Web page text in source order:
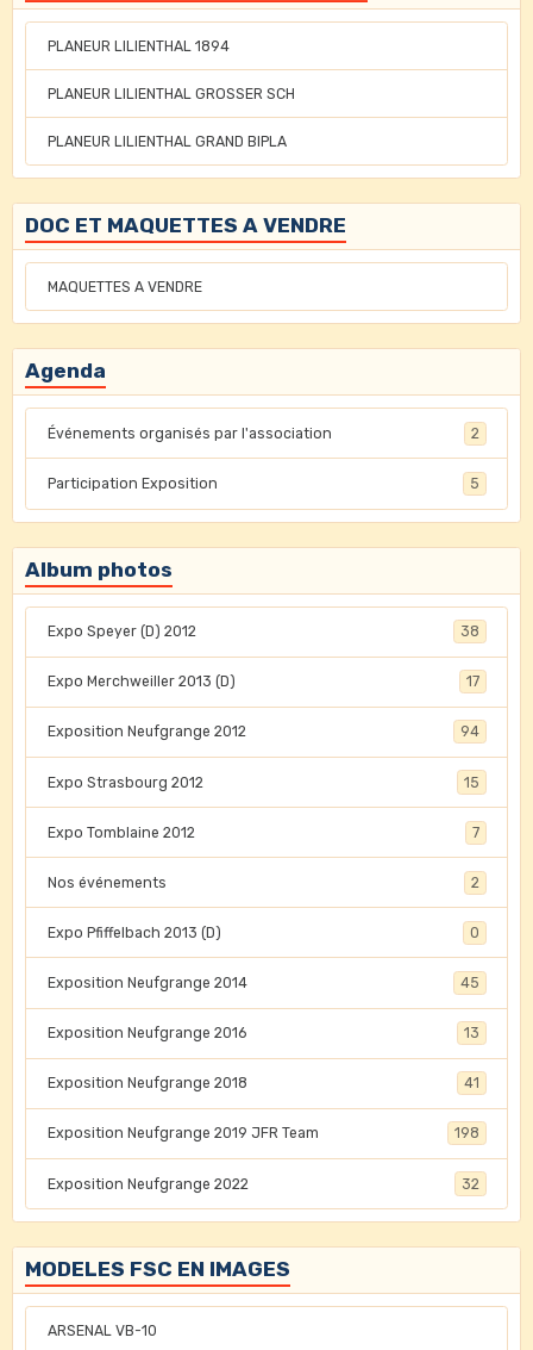
PLANEUR LILIENTHAL 1894
PLANEUR LILIENTHAL GROSSER SCH
PLANEUR LILIENTHAL GRAND BIPLA
DOC ET MAQUETTES A VENDRE
MAQUETTES A VENDRE
Agenda
Événements organisés par l'association 2
Participation Exposition 5
Album photos
Expo Speyer (D) 2012 38
Expo Merchweiller 2013 (D) 17
Exposition Neufgrange 2012 94
Expo Strasbourg 2012 15
Expo Tomblaine 2012 7
Nos événements 2
Expo Pfiffelbach 2013 (D) 0
Exposition Neufgrange 2014 45
Exposition Neufgrange 2016 13
Exposition Neufgrange 2018 41
Exposition Neufgrange 2019 JFR Team 198
Exposition Neufgrange 2022 32
MODELES FSC EN IMAGES
ARSENAL VB-10